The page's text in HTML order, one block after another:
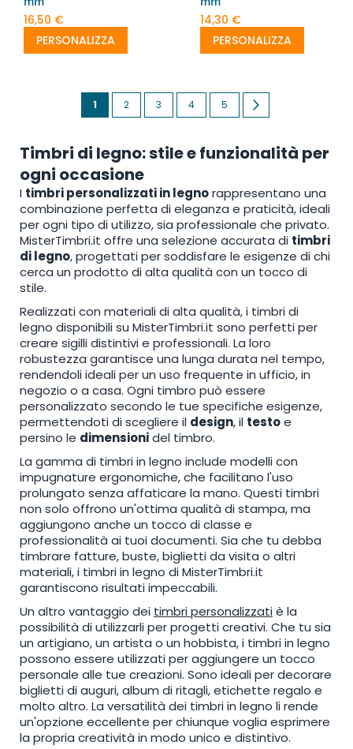
16,50 €
PERSONALIZZA
14,30 €
PERSONALIZZA
Pagina
Attualmente
leggendo
la
pagina
1 Pagina
2 Pagina
3 Pagina
4 Pagina
5
Timbri di legno: stile e funzionalità per
ogni occasione
I timbri personalizzati in legnorappresentano una
combinazione perfetta di eleganza e praticità, ideali
per ogni tipo di utilizzo, sia professionale che privato.
MisterTimbri.it offre una selezione accurata di timbri
di legno, progettati per soddisfare le esigenze di chi
cerca un prodotto di alta qualità con un tocco di
stile.
Realizzati con materiali di alta qualità, i timbri di
legno disponibili su MisterTimbri.it sono perfetti per
creare sigilli distintivi e professionali. La loro
robustezza garantisce una lunga durata nel tempo,
rendendoli ideali per un uso frequente in ufficio, in
negozio o a casa. Ogni timbro può essere
personalizzato secondo le tue specifiche esigenze,
permettendoti di scegliere il design, il testoe
persino le dimensionidel timbro.
La gamma di timbri in legno include modelli con
impugnature ergonomiche, che facilitano l'uso
prolungato senza affaticare la mano. Questi timbri
non solo offrono un'ottima qualità di stampa, ma
aggiungono anche un tocco di classe e
professionalità ai tuoi documenti. Sia che tu debba
timbrare fatture, buste, biglietti da visita o altri
materiali, i timbri in legno di MisterTimbri.it
garantiscono risultati impeccabili.
Un altro vantaggio dei timbri personalizzatiè la
possibilità di utilizzarli per progetti creativi. Che tu sia
un artigiano, un artista o un hobbista, i timbri in legno
possono essere utilizzati per aggiungere un tocco
personale alle tue creazioni. Sono ideali per decorare
biglietti di auguri, album di ritagli, etichette regalo e
molto altro. La versatilità dei timbri in legno li rende
un'opzione eccellente per chiunque voglia esprimere
la propria creatività in modo unico e distintivo.